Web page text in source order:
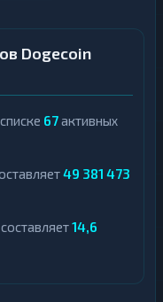
Dogecoin
67активных
49 381 473
14,6